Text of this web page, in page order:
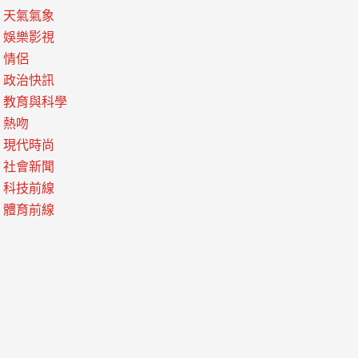
天氣氣象
娛樂影視
情侶
政治快訊
教育與科學
熱吻
現代時尚
社會新聞
科技前線
體育前線